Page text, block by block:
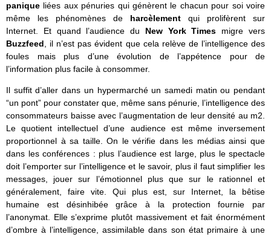
panique liées aux pénuries qui génèrent le chacun pour soi voire
même les phénomènes de harcèlement qui prolifèrent sur
Internet. Et quand l’audience du New York Times migre vers
Buzzfeed, il n’est pas évident que cela relève de l’intelligence des
foules mais plus d’une évolution de l’appétence pour de
l’information plus facile à consommer.
Il suffit d’aller dans un hypermarché un samedi matin ou pendant
“un pont” pour constater que, même sans pénurie, l’intelligence des
consommateurs baisse avec l’augmentation de leur densité au m2.
Le quotient intellectuel d’une audience est même inversement
proportionnel à sa taille. On le vérifie dans les médias ainsi que
dans les conférences : plus l’audience est large, plus le spectacle
doit l’emporter sur l’intelligence et le savoir, plus il faut simplifier les
messages, jouer sur l’émotionnel plus que sur le rationnel et
généralement, faire vite. Qui plus est, sur Internet, la bêtise
humaine est désinhibée grâce à la protection fournie par
l’anonymat. Elle s’exprime plutôt massivement et fait énormément
d’ombre à l’intelligence, assimilable dans son état primaire à une